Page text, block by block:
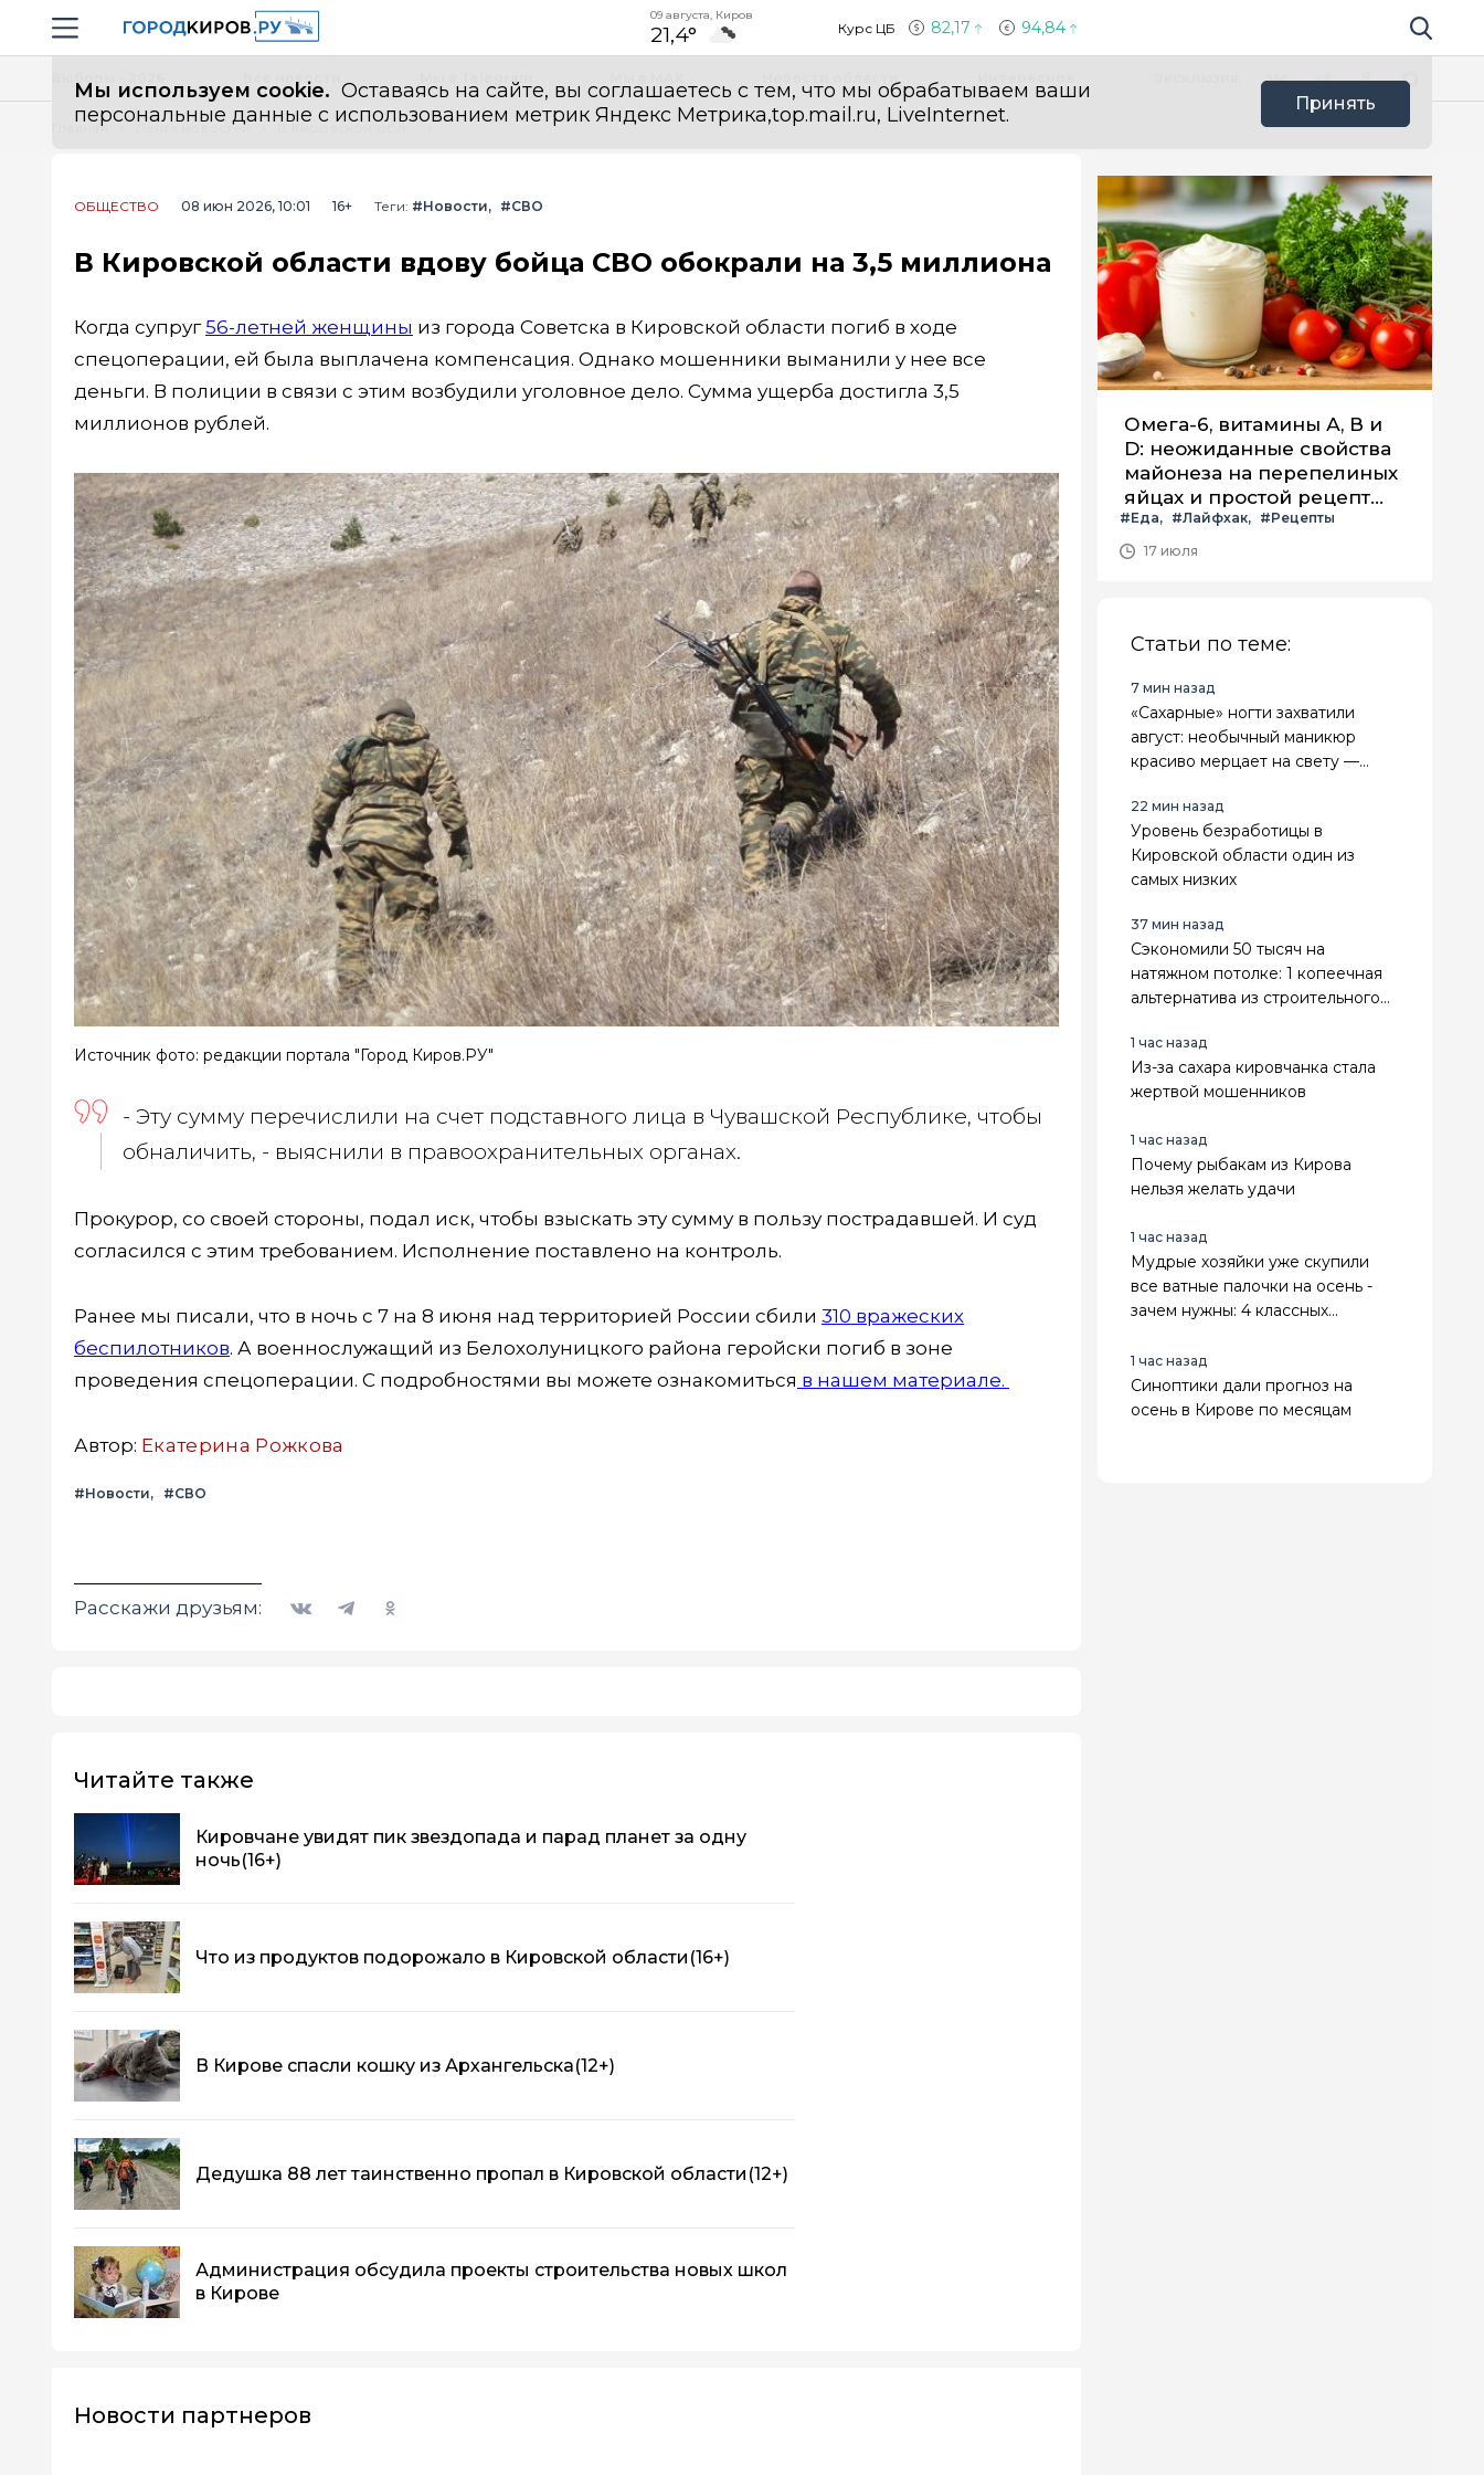
Навигация сайта
09 августа, Киров
21,4° Курс ЦБ 82,17 94,84 Поиск по
Мы используем cookie. Оставаясь на сайте, вы соглашаетесь с тем, что мы обрабатываем ваши
персональные данные с использованием метрик Яндекс Метрика,top.mail.ru, LiveInternet.
Принять
Все новости
Главная Лента новостей
ОБЩЕСТВО 08 июн 2026, 10:01 16+ Теги: #Новости #СВО
В Кировской области вдову бойца СВО обокрали на 3,5 миллиона
Когда супруг56-летней женщины из города Советска в Кировской области погиб в ходе
спецоперации, ей была выплачена компенсация. Однако мошенники выманили у нее все
деньги. В полиции в связи с этим возбудили уголовное дело. Сумма ущерба достигла 3,5
миллионов рублей.
Источник фото: редакции портала "Город Киров.РУ"
- Эту сумму перечислили на счет подставного лица в Чувашской Республике, чтобы
обналичить, - выяснили в правоохранительных органах.
Прокурор, со своей стороны, подал иск, чтобы взыскать эту сумму в пользу пострадавшей. И суд
согласился с этим требованием. Исполнение поставлено на контроль.
Ранее мы писали, что в ночь с 7 на 8 июня над территорией России сбили 310 вражеских
беспилотников. А военнослужащий из Белохолуницкого района геройски погиб в зоне
проведения спецоперации. С подробностями вы можете ознакомиться в нашем материале.
Автор: Екатерина Рожкова
#Новости #СВО
Расскажи друзьям:
Читайте также
Кировчане увидят пик звездопада и парад планет за одну
ночь(16+)
Что из продуктов подорожало в Кировской области (16+)
В Кирове спасли кошку из Архангельска(12+)
Дедушка 88 лет таинственно пропал в Кировской области (12+)
Администрация обсудила проекты строительства новых школ
в Кирове
Новости партнеров
Омега-6, витамины А, В и
D: неожиданные свойства
майонеза на перепелиных
яйцах и простой рецепт
летнего салата с ним
#Еда #Лайфхак
#Рецепты
17 июля
Статьи по теме:
7 мин назад
«Сахарные» ногти захватили
август: необычный маникюр
красиво мерцает на свету —
можно даже дома
22 мин назад
Уровень безработицы в
Кировской области один из
самых низких
37 мин назад
Сэкономили 50 тысяч на
натяжном потолке: 1 копеечная
альтернатива из строительного
дороже
1 час назад
Из-за сахара кировчанка стала
жертвой мошенников
1 час назад
Почему рыбакам из Кирова
нельзя желать удачи
1 час назад
Мудрые хозяйки уже скупили
все ватные палочки на осень -
зачем нужны: 4 классных
1 час назад
Синоптики дали прогноз на
осень в Кирове по месяцам